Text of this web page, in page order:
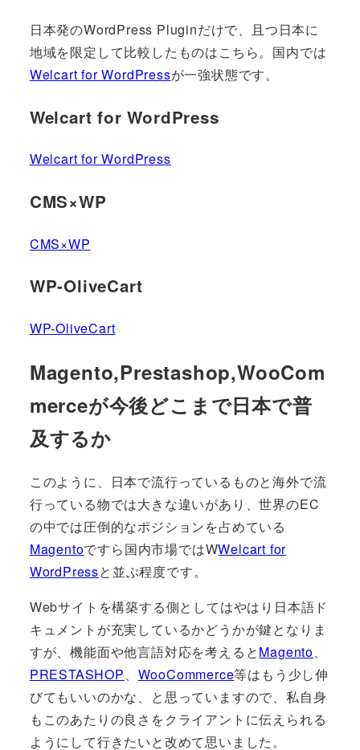
日本発のWordPress Pluginだけで、且つ日本に
地域を限定して比較したものはこちら。国内では
Welcart for WordPressが一強状態です。
Welcart for WordPress
Welcart for WordPress
CMS×WP
CMS×WP
WP-OliveCart
WP-OliveCart
Magento,Prestashop,WooCom
merceが今後どこまで日本で普
及するか
このように、日本で流行っているものと海外で流
行っている物では大きな違いがあり、世界のEC
の中では圧倒的なポジションを占めている
Magentoですら国内市場ではWWelcart for
WordPressと並ぶ程度です。
Webサイトを構築する側としてはやはり日本語ド
キュメントが充実しているかどうかが鍵となりま
すが、機能面や他言語対応を考えるとMagento、
PRESTASHOP、 WooCommerce等はもう少し伸
びてもいいのかな、と思っていますので、私自身
もこのあたりの良さをクライアントに伝えられる
ようにして行きたいと改めて思いました。